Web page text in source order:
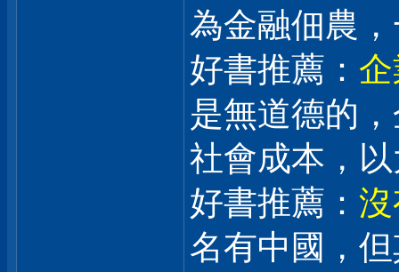
為金融佃農
好書推薦：
是無道德的
社會成本，
好書推薦：
名有中國，